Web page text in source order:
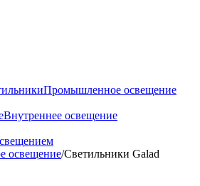
Промышленное освещение
Внутреннее освещение
освещение/Светильники Galad